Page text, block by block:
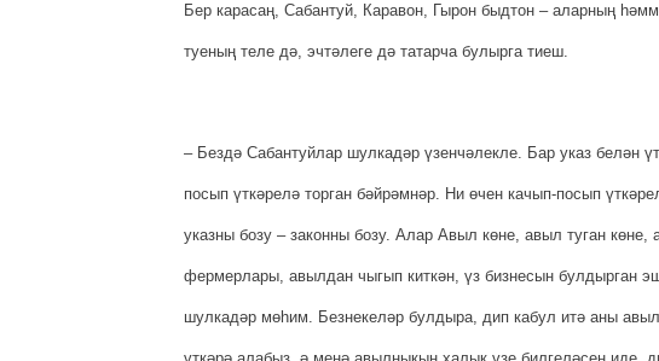
Бер карасаң, Сабантуй, Каравон, Гырон быдтон – аларның
туеның теле дә, эчтәлеге дә татарча булырга тиеш.
– Бездә Сабантуйлар шулкадәр үзенчәлекле. Бар указ белән
посып үт­кә­релә торган бәйрәмнәр. Ни өчен качып-посып
указны бозу – законны бозу. Алар Авыл көне, авыл туган
фермерлары, авылдан чыгып киткән, үз бизнесын булдырган
шулкадәр мөһим. Безнекеләр булдыра, дип кабул итә аны